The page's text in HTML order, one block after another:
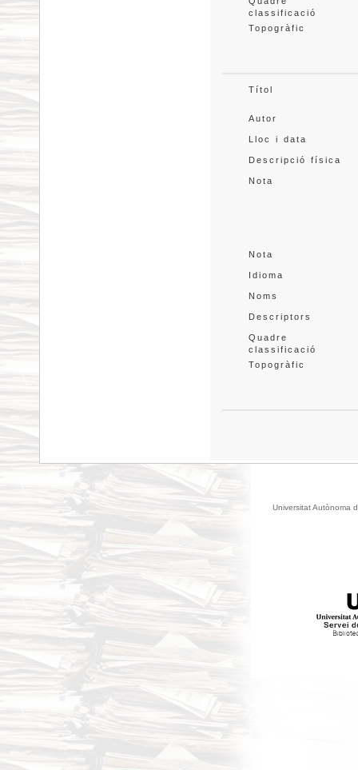
classificació
Topogràfic
Títol
Autor
Lloc i data
Descripció física
Nota
Nota
Idioma
Noms
Descriptors
Quadre
classificació
Topogràfic
Universitat Autònoma